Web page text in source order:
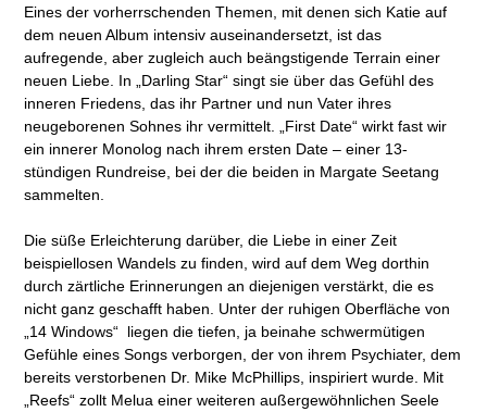
Eines der vorherrschenden Themen, mit denen sich Katie auf
dem neuen Album intensiv auseinandersetzt, ist das
aufregende, aber zugleich auch beängstigende Terrain einer
neuen Liebe. In „Darling Star“ singt sie über das Gefühl des
inneren Friedens, das ihr Partner und nun Vater ihres
neugeborenen Sohnes ihr vermittelt. „First Date“ wirkt fast wir
ein innerer Monolog nach ihrem ersten Date – einer 13-
stündigen Rundreise, bei der die beiden in Margate Seetang
sammelten.
Die süße Erleichterung darüber, die Liebe in einer Zeit
beispiellosen Wandels zu finden, wird auf dem Weg dorthin
durch zärtliche Erinnerungen an diejenigen verstärkt, die es
nicht ganz geschafft haben. Unter der ruhigen Oberfläche von
„14 Windows“ liegen die tiefen, ja beinahe schwermütigen
Gefühle eines Songs verborgen, der von ihrem Psychiater, dem
bereits verstorbenen Dr. Mike McPhillips, inspiriert wurde. Mit
„Reefs“ zollt Melua einer weiteren außergewöhnlichen Seele